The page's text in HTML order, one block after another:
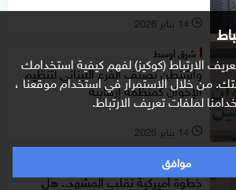
الارتباط (كوكيز) لفهم كيفية استخدامك
من خلال الاستمرار في استخدام موقعنا ،
لملفات تعريف الارتباط.
موافق
l 14 يناير 2026
شرق أوسط
واشنطن تصنف الفرع اللبناني لتنظيم
الإخوان كمنظمة إرهابية
l 14 يناير 2026
التاسعة
خطوة أميركية تقلب المشهد.. هل